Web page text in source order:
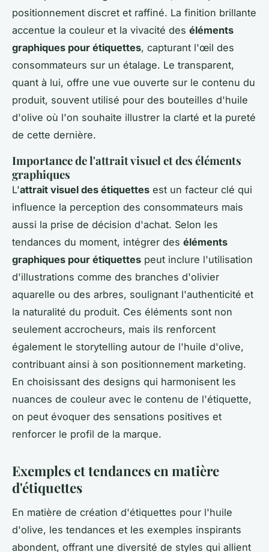
positionnement discret et raffiné. La finition brillante
accentue la couleur et la vivacité des éléments
graphiques pour étiquettes, capturant l'œil des
consommateurs sur un étalage. Le transparent,
quant à lui, offre une vue ouverte sur le contenu du
produit, souvent utilisé pour des bouteilles d'huile
d'olive où l'on souhaite illustrer la clarté et la pureté
de cette dernière.
Importance de l'attrait visuel et des éléments
graphiques
L'attrait visuel des étiquettes est un facteur clé qui
influence la perception des consommateurs mais
aussi la prise de décision d'achat. Selon les
tendances du moment, intégrer des éléments
graphiques pour étiquettes peut inclure l'utilisation
d'illustrations comme des branches d'olivier
aquarelle ou des arbres, soulignant l'authenticité et
la naturalité du produit. Ces éléments sont non
seulement accrocheurs, mais ils renforcent
également le storytelling autour de l'huile d'olive,
contribuant ainsi à son positionnement marketing.
En choisissant des designs qui harmonisent les
nuances de couleur avec le contenu de l'étiquette,
on peut évoquer des sensations positives et
renforcer le profil de la marque.
Exemples et tendances en matière
d'étiquettes
En matière de création d'étiquettes pour l'huile
d'olive, les tendances et les exemples inspirants
abondent, offrant une diversité de styles qui allient